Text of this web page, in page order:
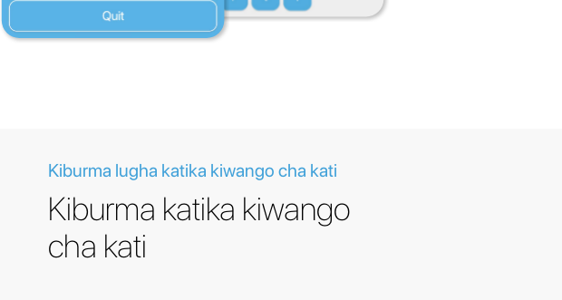
Kiburma lugha katika kiwango cha kati
Kiburma katika kiwango
cha kati